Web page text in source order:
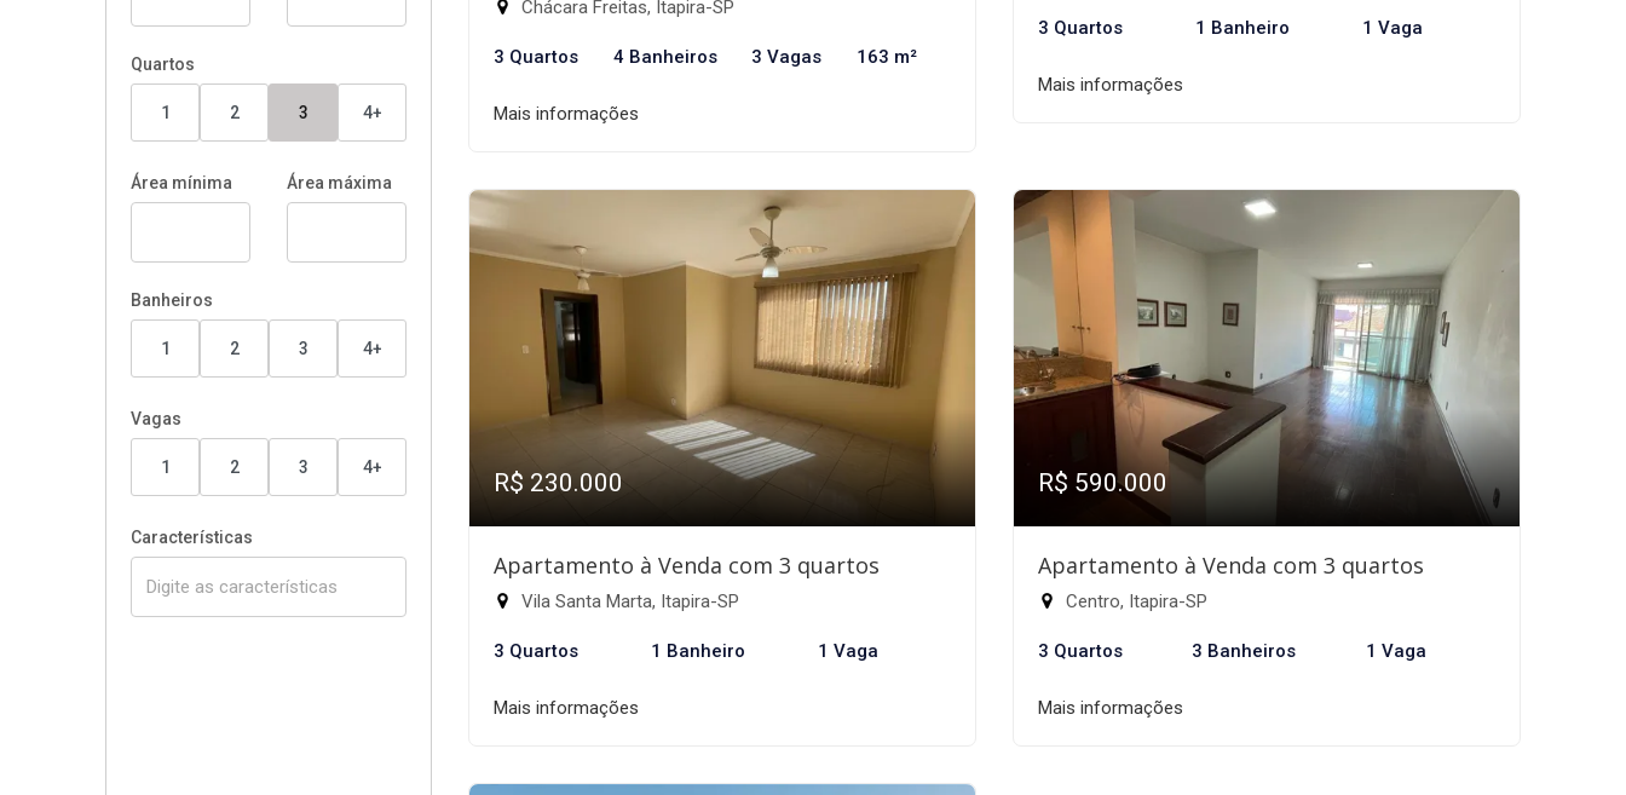
Quartos
1 2 3 4+
Área mínima Área máxima
Banheiros
1 2 3 4+
Vagas
1 2 3 4+
Características
Chácara Freitas, Itapira-SP
3 Quartos 4 Banheiros 3 Vagas 163 m²
Mais informações
3 Quartos 1 Banheiro 1 Vaga
Mais informações
R$ 230.000
Apartamento à Venda com 3 quartos
Vila Santa Marta, Itapira-SP
3 Quartos 1 Banheiro 1 Vaga
Mais informações
R$ 590.000
Apartamento à Venda com 3 quartos
Centro, Itapira-SP
3 Quartos 3 Banheiros 1 Vaga
Mais informações